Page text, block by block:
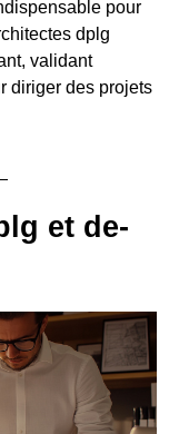
pour
dplg
validant
diriger des projets
et de-